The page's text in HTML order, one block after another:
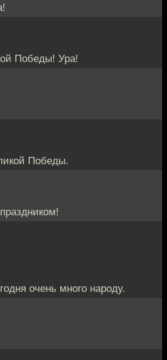
Победы! Ура!
Победы.
очень много народу.